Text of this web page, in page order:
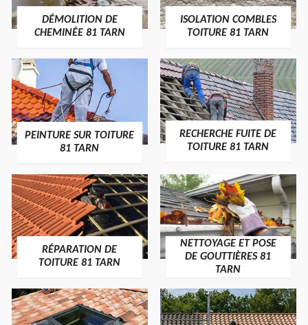
DÉMOLITION DE
CHEMINÉE 81 TARN
ISOLATION COMBLES
TOITURE 81 TARN
PEINTURE SUR TOITURE
81 TARN
RECHERCHE FUITE DE
TOITURE 81 TARN
RÉPARATION DE
TOITURE 81 TARN
NETTOYAGE ET POSE
DE GOUTTIÈRES 81
TARN